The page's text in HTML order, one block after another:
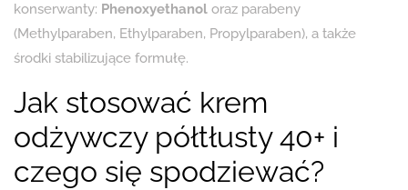
konserwanty: Phenoxyethanol oraz parabeny
(Methylparaben, Ethylparaben, Propylparaben), a także
środki stabilizujące formułę.
Jak stosować krem
odżywczy półtłusty 40+ i
czego się spodziewać?